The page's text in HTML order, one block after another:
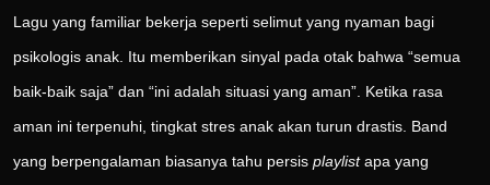
Lagu yang familiar bekerja seperti selimut yang nyaman bagi
psikologis anak. Itu memberikan sinyal pada otak bahwa “semua
baik-baik saja” dan “ini adalah situasi yang aman”. Ketika rasa
aman ini terpenuhi, tingkat stres anak akan turun drastis. Band
yang berpengalaman biasanya tahu persis playlistapa yang